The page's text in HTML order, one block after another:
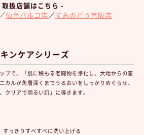
扱店舗はこちら -
／仙台パルコ店／すみのどう京阪店
ンケアシリーズ
プで、「肌に積もる老廃物を浄化し、大地からの恵
カルが角層深くまでうるおいをしっかりめぐらせ、
クリアで明るい肌」に導きます。
すっきりすべすべに洗い上げる